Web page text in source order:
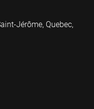
Jérôme, Quebec,